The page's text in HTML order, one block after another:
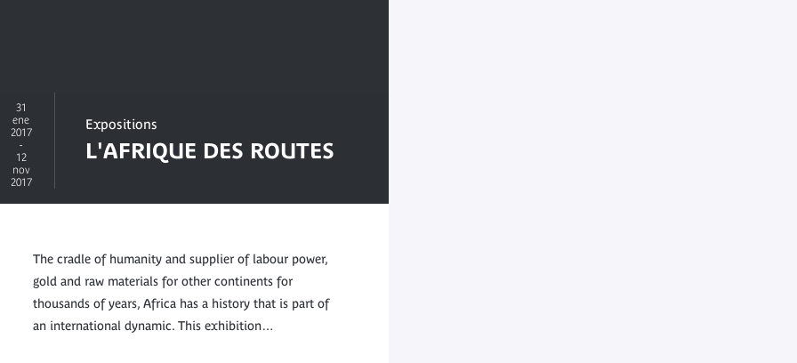
31
ene
2017
-
12
nov
2017
Expositions
L'AFRIQUE DES ROUTES
The cradle of humanity and supplier of labour power,
gold and raw materials for other continents for
thousands of years, Africa has a history that is part of
an international dynamic. This exhibition…